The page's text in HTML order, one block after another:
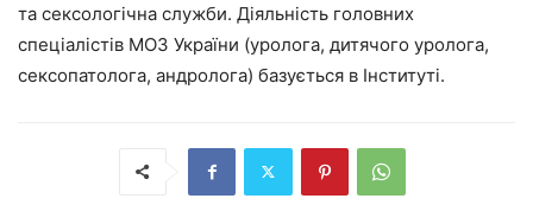
та сексологічна служби. Діяльність головних
спеціалістів МОЗ України (уролога, дитячого уролога,
сексопатолога, андролога) базується в Інституті.